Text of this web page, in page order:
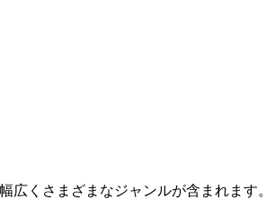
くさまざまなジャンルが含まれます。